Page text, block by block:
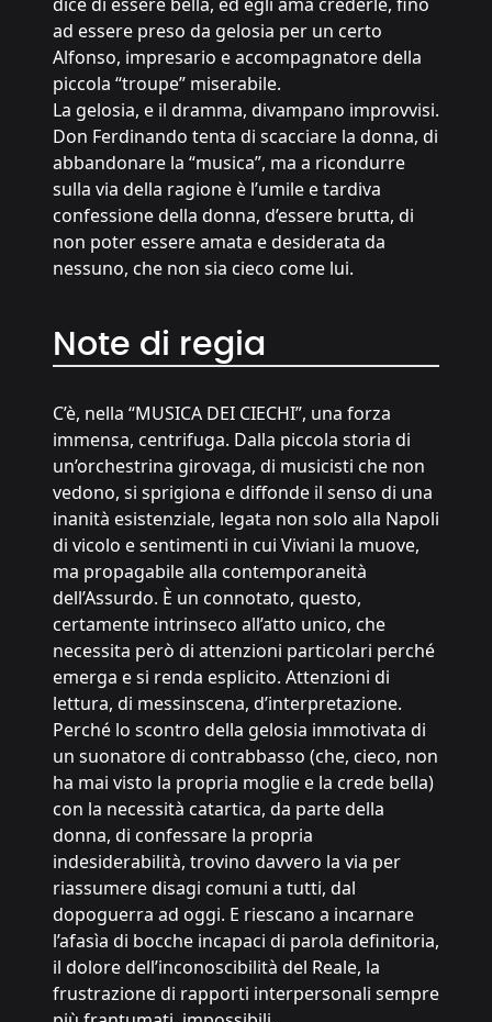
dice di essere bella, ed egli ama crederle, fino
ad essere preso da gelosia per un certo
Alfonso, impresario e accompagnatore della
piccola “troupe” miserabile.
La gelosia, e il dramma, divampano improvvisi.
Don Ferdinando tenta di scacciare la donna, di
abbandonare la “musica”, ma a ricondurre
sulla via della ragione è l’umile e tardiva
confessione della donna, d’essere brutta, di
non poter essere amata e desiderata da
nessuno, che non sia cieco come lui.
Note di regia
C’è, nella “MUSICA DEI CIECHI”, una forza
immensa, centrifuga. Dalla piccola storia di
un’orchestrina girovaga, di musicisti che non
vedono, si sprigiona e diffonde il senso di una
inanità esistenziale, legata non solo alla Napoli
di vicolo e sentimenti in cui Viviani la muove,
ma propagabile alla contemporaneità
dell’Assurdo. È un connotato, questo,
certamente intrinseco all’atto unico, che
necessita però di attenzioni particolari perché
emerga e si renda esplicito. Attenzioni di
lettura, di messinscena, d’interpretazione.
Perché lo scontro della gelosia immotivata di
un suonatore di contrabbasso (che, cieco, non
ha mai visto la propria moglie e la crede bella)
con la necessità catartica, da parte della
donna, di confessare la propria
indesiderabilità, trovino davvero la via per
riassumere disagi comuni a tutti, dal
dopoguerra ad oggi. E riescano a incarnare
l’afasìa di bocche incapaci di parola definitoria,
il dolore dell’inconoscibilità del Reale, la
frustrazione di rapporti interpersonali sempre